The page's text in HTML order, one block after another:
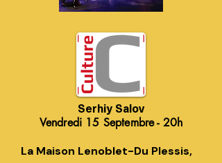
Serhiy Salov
Vendredi 15 Septembre - 20h
La Maison Lenoblet-Du Plessis,